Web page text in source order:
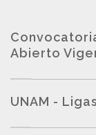
Abierto
UNAM -